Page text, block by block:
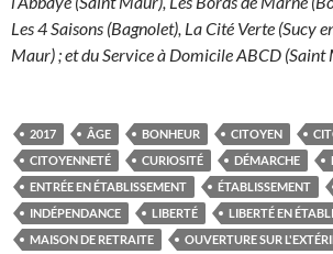
Les 4 Saisons (Bagnolet), La Cité Verte (Sucy
Maur) ; et du Service à Domicile ABCD (Saint
2017 ÂGE BONHEUR CITOYEN
CITOYENNETÉ
CURIOSITÉ DÉMARCHE
ENTRÉE EN ÉTABLISSEMENT
ÉTABLISSEMENT
INDÉPENDANCE
LIBERTÉ
LIBERTÉ EN
MAISON DE RETRAITE
OUVERTURE SUR